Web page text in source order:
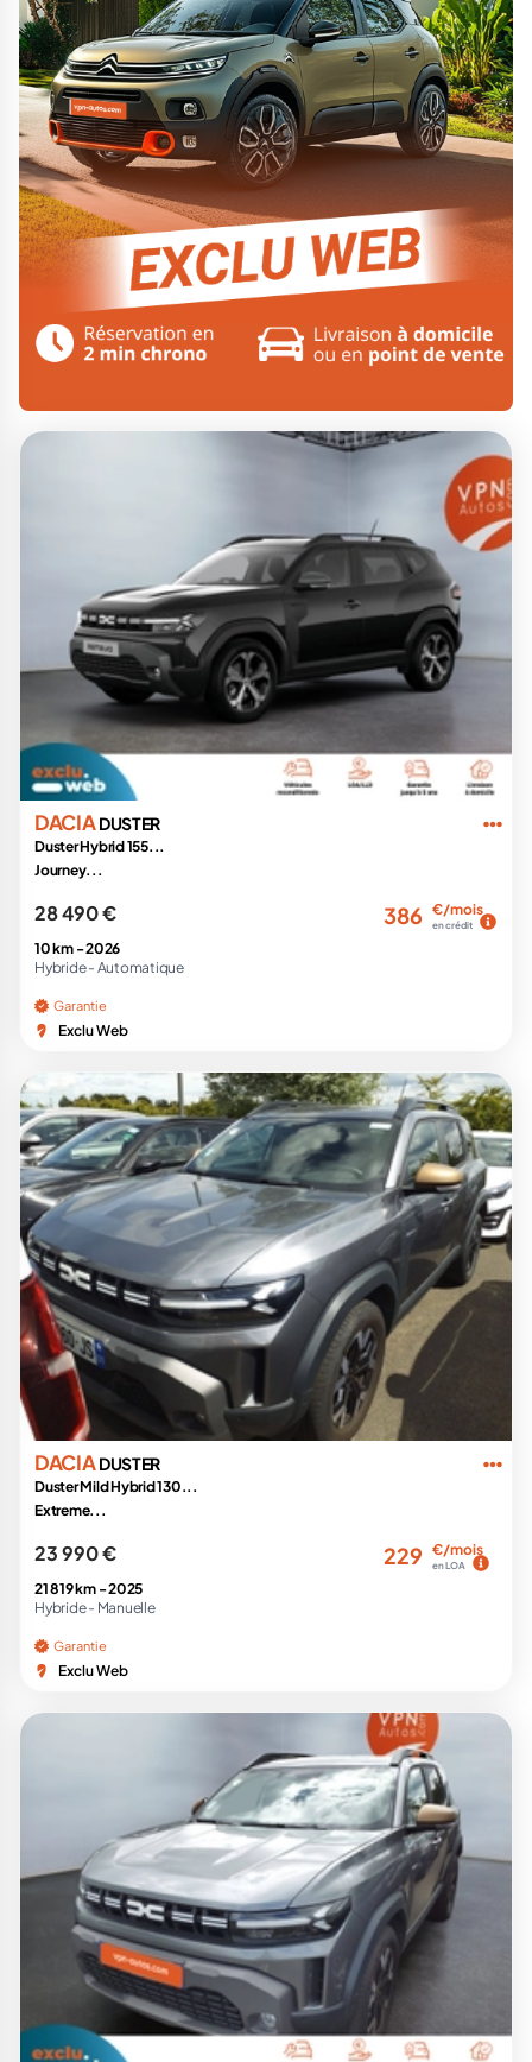
DACIADUSTER
Duster Hybrid 155...
Journey...
28 490 € 386 €/mois
en crédit
10 km -2026
Hybride - Automatique
Garantie
Exclu Web
DACIADUSTER
Duster Mild Hybrid 130...
Extreme...
23 990 € 229 €/mois
en LOA
21 819 km -2025
Hybride - Manuelle
Garantie
Exclu Web